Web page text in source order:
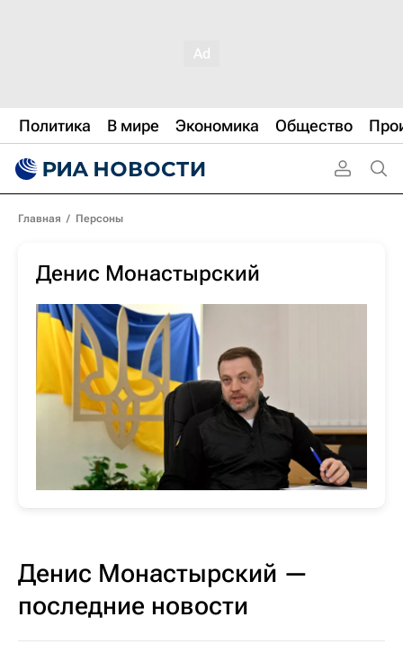
Политика В мире Экономика Общество
Главная / Персоны
Денис Монастырский
Денис Монастырский —
последние новости